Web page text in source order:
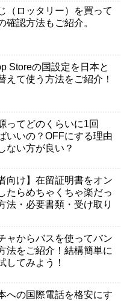
（ロッタリー）を買って
確認方法もご紹介。
Storeの国設定を日本と
えて使う方法をご紹介！
ってどのくらいに1回
いいの？OFFにする理由
ない方が良い？
向け】在留証明書をオン
たらめちゃくちゃ楽だっ
法・必要書類・受け取り
ャからバスを使ってバン
法をご紹介！結構簡単に
してみよう！
への国際電話を格安にす